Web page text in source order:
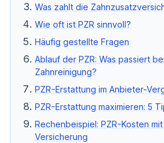
Was zahlt die
Wie oft ist PZR sinnvoll?
Häufig gestellte Fragen
Ablauf der PZR: Was passiert
Zahnreinigung?
PZR-Erstattung im Anbieter-
PZR-Erstattung maximieren: 5
Rechenbeispiel: PZR-Kosten
Versicherung